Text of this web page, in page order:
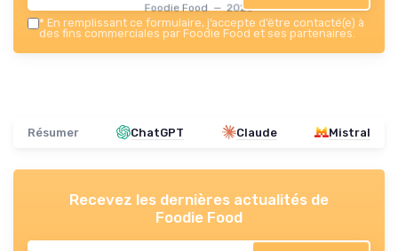
Foodie Food — 2026
* En remplissant ce formulaire, j’accepte d’être contacté(e) à
des fins commerciales par Foodie Food et ses partenaires.
Résumer ChatGPT Claude Mistral
Recevez les dernières actualités de
Foodie Food